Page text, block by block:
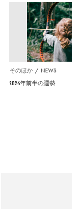
そのほか NEWS
2024年前半の運勢